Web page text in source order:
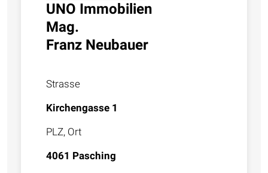
UNO Immobilien
Mag.
Franz Neubauer
Strasse
Kirchengasse 1
PLZ, Ort
4061 Pasching